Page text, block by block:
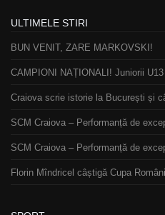
ULTIMELE STIRI
BUN VENIT, ZARE MARKOVSKI!
CAMPIONI NAȚIONALI! Juniorii
Craiova scrie istorie la București și
SCM Craiova – Performanță de
SCM Craiova – Performanță de
Florin Mîndricel câștigă Cupa